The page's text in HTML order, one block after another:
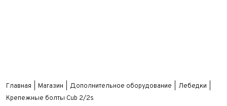
Главная Магазин Дополнительное оборудование
Лебедки
Крепежные болты Cub 2/2s